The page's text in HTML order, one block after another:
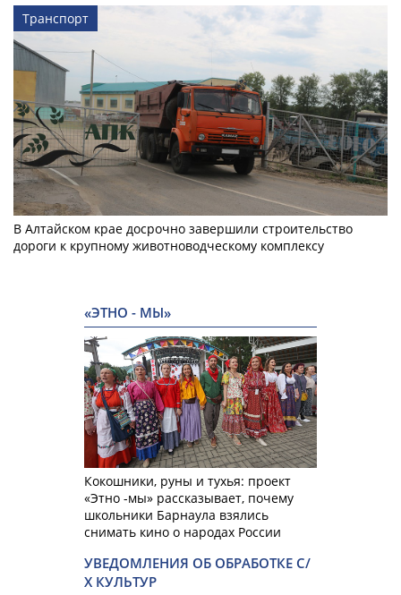
Транспорт
В Алтайском крае досрочно завершили строительство
дороги к крупному животноводческому комплексу
«ЭТНО - МЫ»
Кокошники, руны и тухья: проект
«Этно -мы» рассказывает, почему
школьники Барнаула взялись
снимать кино о народах России
УВЕДОМЛЕНИЯ ОБ ОБРАБОТКЕ С/
Х КУЛЬТУР